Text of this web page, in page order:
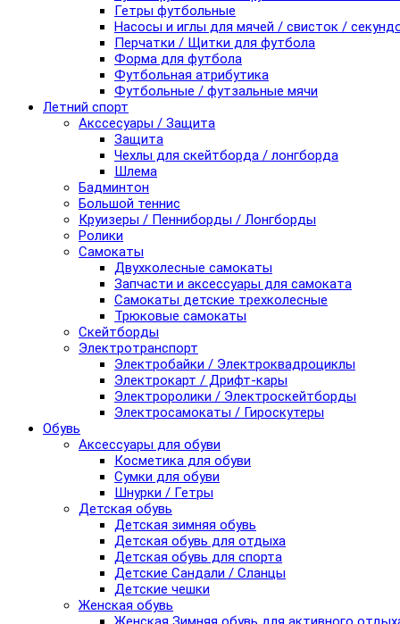
Гетры футбольные
Насосы и иглы для мячей / свисток /
Перчатки / Щитки для футбола
Форма для футбола
Футбольная атрибутика
Футбольные / футзальные мячи
Летний спорт
Акссесуары / Защита
Защита
Чехлы для скейтборда / лонгборда
Шлема
Бадминтон
Большой теннис
Круизеры / Пенниборды / Лонгборды
Ролики
Самокаты
Двухколесные самокаты
Запчасти и аксессуары для самоката
Самокаты детские трехколесные
Трюковые самокаты
Скейтборды
Электротранспорт
Электробайки / Электроквадроциклы
Электрокарт / Дрифт-кары
Электроролики / Электроскейтборды
Электросамокаты / Гироскутеры
Обувь
Аксессуары для обуви
Косметика для обуви
Сумки для обуви
Шнурки / Гетры
Детская обувь
Детская зимняя обувь
Детская обувь для отдыха
Детская обувь для спорта
Детские Сандали / Сланцы
Детские чешки
Женская обувь